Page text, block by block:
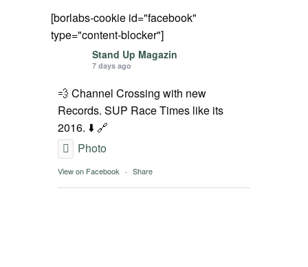
[borlabs-cookie id="facebook"
type="content-blocker"]
Stand Up Magazin
7 days ago
💨 Channel Crossing with new
Records. SUP Race Times like its
2016. ⬇️ 🔗
Photo
View on Facebook · Share